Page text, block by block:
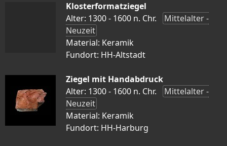
Klosterformatziegel
Alter: 1300 - 1600 n. Chr.
Mittelalter -
Neuzeit
Material: Keramik
Fundort: HH-Altstadt
Ziegel mit Handabdruck
Alter: 1300 - 1600 n. Chr.
Mittelalter -
Neuzeit
Material: Keramik
Fundort: HH-Harburg